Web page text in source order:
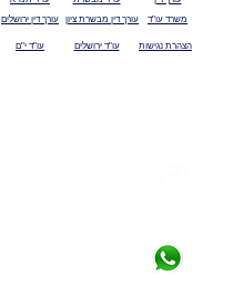
עורך דין ירושלים משרד עו"ד עורך דין מבשרת ציון
עו"ד י"ם עו"ד ירושלים הצהרת נגישות
08-6333584